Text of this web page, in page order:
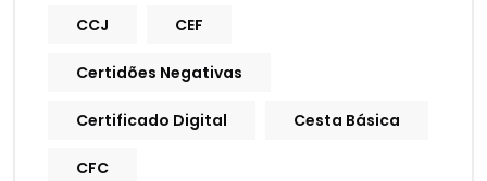
CCJ CEF
Certidões Negativas
Certificado Digital Cesta Básica
CFC